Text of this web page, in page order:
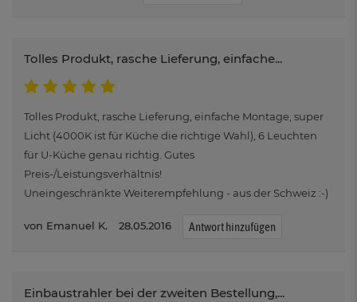
Tolles Produkt, rasche Lieferung, einfache...
Tolles Produkt, rasche Lieferung, einfache Montage, super
Licht (4000K ist für Küche die richtige Wahl), 6 Leuchten
für U-Küche genau richtig. Gutes
Preis-/Leistungsverhältnis!
Uneingeschränkte Weiterempfehlung - aus der Schweiz :-)
Emanuel K. 28.05.2016 Antwort hinzufügen
Einbaustrahler bei der zweiten Bestellung,...